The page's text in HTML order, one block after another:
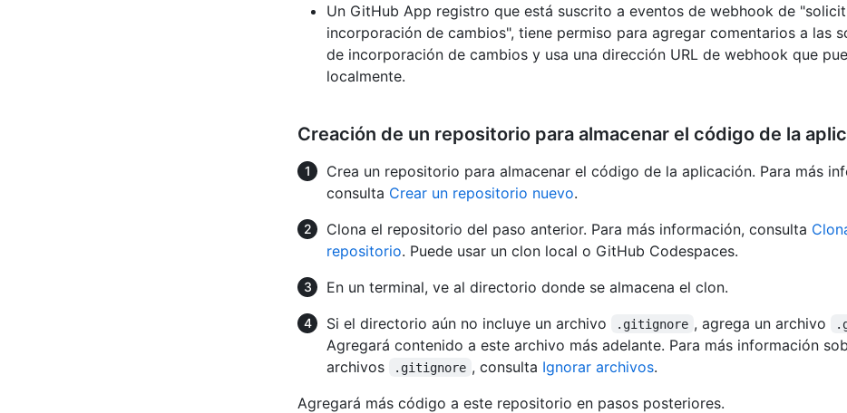
Un GitHub App registro que está suscrito a eventos de webhook de
incorporación de cambios", tiene permiso para agregar comentarios a las
de incorporación de cambios y usa una dirección URL de webhook que
localmente.
Creación de un repositorio para almacenar el código de la
Crea un repositorio para almacenar el código de la aplicación. Para más
consulta Crear un repositorio nuevo.
Clona el repositorio del paso anterior. Para más información, consulta
repositorio. Puede usar un clon local o GitHub Codespaces.
En un terminal, ve al directorio donde se almacena el clon.
Si el directorio aún no incluye un archivo
.gitignore , agrega un archivo
Agregará contenido a este archivo más adelante. Para más información
archivos
.gitignore , consulta Ignorar archivos.
Agregará más código a este repositorio en pasos posteriores.